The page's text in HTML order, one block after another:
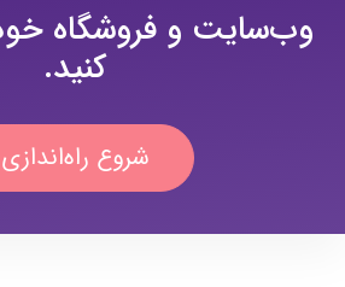
وب‌سایت و فروشگاه خود
کنید.
شروع راه‌اندازی